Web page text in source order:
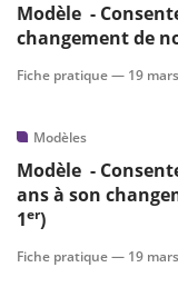
Modèle -
changement de
Fiche pratique — 19
Modèles
Modèle -
ans à son
1er)
Fiche pratique — 19